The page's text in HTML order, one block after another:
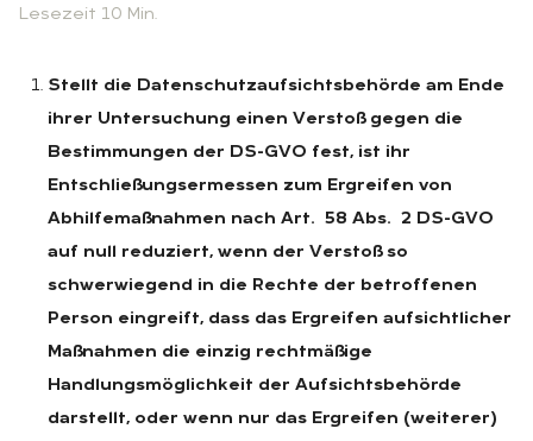
Lesezeit 10 Min.
Stellt die Datenschutzaufsichtsbehörde am Ende
ihrer Untersuchung einen Verstoß gegen die
Bestimmungen der DS-GVO fest, ist ihr
Entschließungsermessen zum Ergreifen von
Abhilfemaßnahmen nach Art. 58 Abs. 2 DS-GVO
auf null reduziert, wenn der Verstoß so
schwerwiegend in die Rechte der betroffenen
Person eingreift, dass das Ergreifen aufsichtlicher
Maßnahmen die einzig rechtmäßige
Handlungsmöglichkeit der Aufsichtsbehörde
darstellt, oder wenn nur das Ergreifen (weiterer)